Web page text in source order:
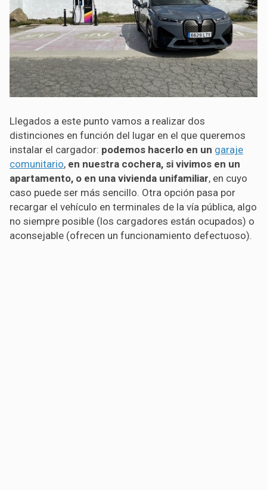
Llegados a este punto vamos a realizar dos
distinciones en función del lugar en el que queremos
instalar el cargador: podemos hacerlo en un garaje
comunitario, en nuestra cochera, si vivimos en un
apartamento, o en una vivienda unifamiliar, en cuyo
caso puede ser más sencillo. Otra opción pasa por
recargar el vehículo en terminales de la vía pública, algo
no siempre posible (los cargadores están ocupados) o
aconsejable (ofrecen un funcionamiento defectuoso).